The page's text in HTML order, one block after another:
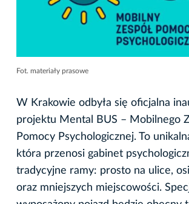
Fot. materiały prasowe
W Krakowie odbyła się oficjalna
projektu Mental BUS – Mobilnego
Pomocy Psychologicznej. To
która przenosi gabinet
tradycyjne ramy: prosto na ulice,
oraz mniejszych miejscowości.